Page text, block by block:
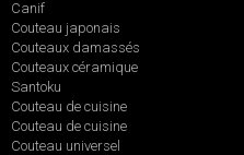
Canif
Couteau japonais
Couteaux damassés
Couteaux céramique
Santoku
Couteau de cuisine
Couteau de cuisine
Couteau universel